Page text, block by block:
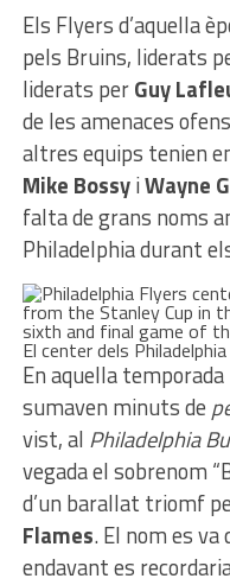
Els Flyers d’aquella
pels Bruins, liderats
liderats perGuy
de les amenaces
altres equips tenien
Mike BossyiWayne
falta de grans noms
Philadelphia durant
El center dels
En aquella
sumaven minuts de
vist, al Philadelphia
vegada el sobrenom
d’un barallat triomf
Flames. El nom es
endavant es